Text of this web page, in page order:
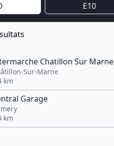
E10
Chatillon Sur Marne
Sur-Marne
km
Garage
km